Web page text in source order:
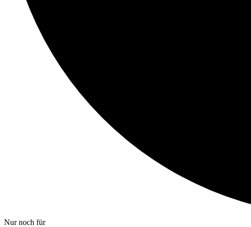
Nur noch für